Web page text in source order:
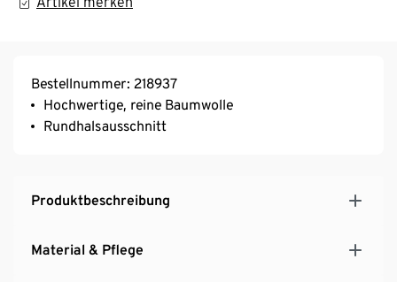
Bestellnummer: 218937
Hochwertige, reine Baumwolle
Rundhalsausschnitt
Produktbeschreibung
Material & Pflege